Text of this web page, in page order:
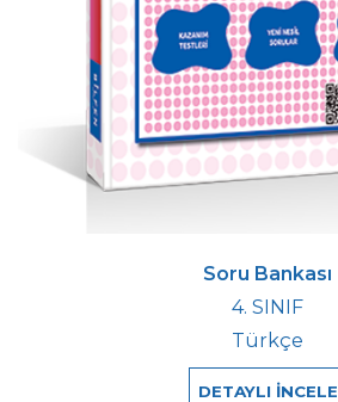
Soru Bankası
4. SINIF
Türkçe
DETAYLI İNCELE